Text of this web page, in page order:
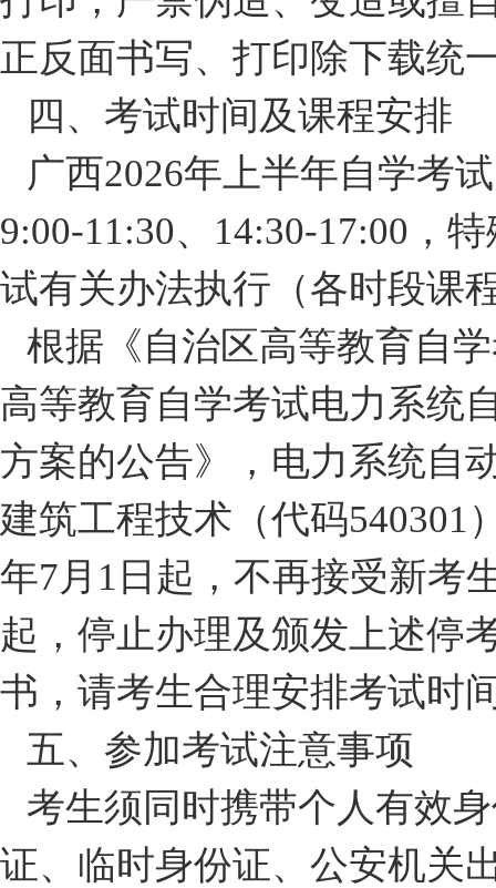
正反面书写、打印除下载统
四、考试时间及课程安排
广西2026年上半年自学考
9:00-11:30、14:30-17:00，
试有关办法执行（各时段课
根据《自治区高等教育自
高等教育自学考试电力系统
方案的公告》，电力系统自
建筑工程技术（代码540301
年7月1日起，不再接受新考
起，停止办理及颁发上述停
书，请考生合理安排考试时
五、参加考试注意事项
考生须同时携带个人有效
证、临时身份证、公安机关